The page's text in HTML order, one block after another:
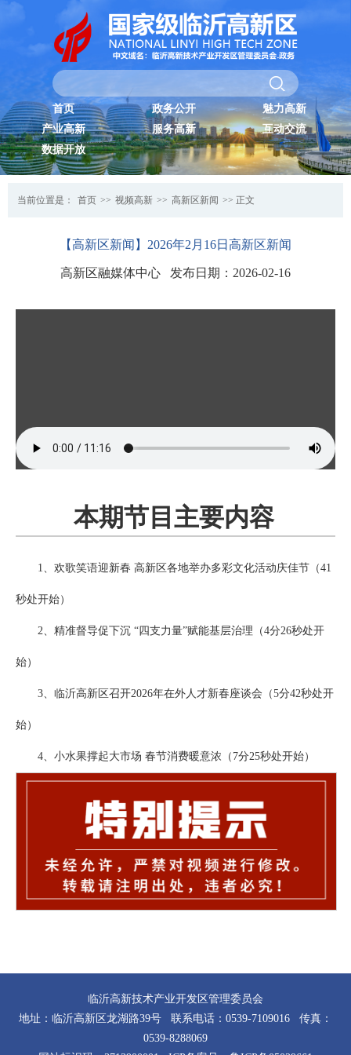
首页 政务公开
魅力高新
产业高新
服务高新
互动交流
数据开放
当前位置是： 首页 >> 视频高新 >> 高新区新闻 >> 正文
【高新区新闻】2026年2月16日高新区新闻
高新区融媒体中心 发布日期：2026-02-16
本期节目主要内容
1、欢歌笑语迎新春 高新区各地举办多彩文化活动庆佳节（41
秒处开始）
2、精准督导促下沉 “四支力量”赋能基层治理（4分26秒处开
始）
3、临沂高新区召开2026年在外人才新春座谈会（5分42秒处开
始）
4、小水果撑起大市场 春节消费暖意浓（7分25秒处开始）
临沂高新技术产业开发区管理委员会
地址：临沂高新区龙湖路39号 联系电话：0539-7109016 传真：
0539-8288069